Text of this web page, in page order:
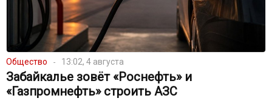
Общество 13:02, 4 августа
Забайкалье зовёт «Роснефть» и
«Газпромнефть» строить АЗС